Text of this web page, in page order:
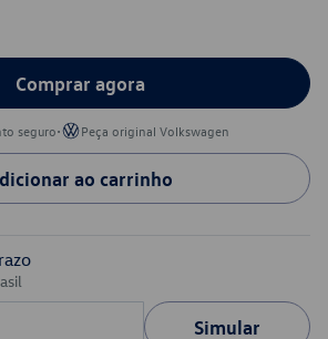
Comprar agora
seguro• Peça original Volkswagen
ao carrinho
Simular